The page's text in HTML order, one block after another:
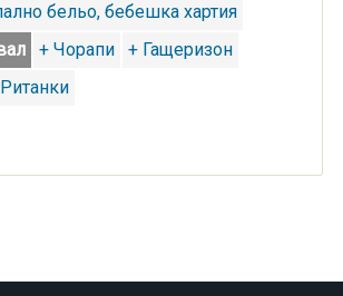
бельо, бебешка хартия
+ Чорапи
+ Гащеризон